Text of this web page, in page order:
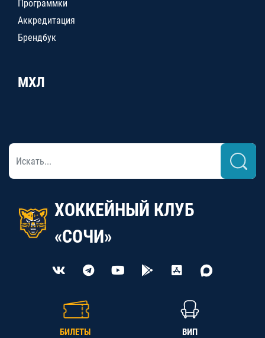
Программки
Аккредитация
Брендбук
МХЛ
ХОККЕЙНЫЙ КЛУБ
«СОЧИ»
БИЛЕТЫ ВИП